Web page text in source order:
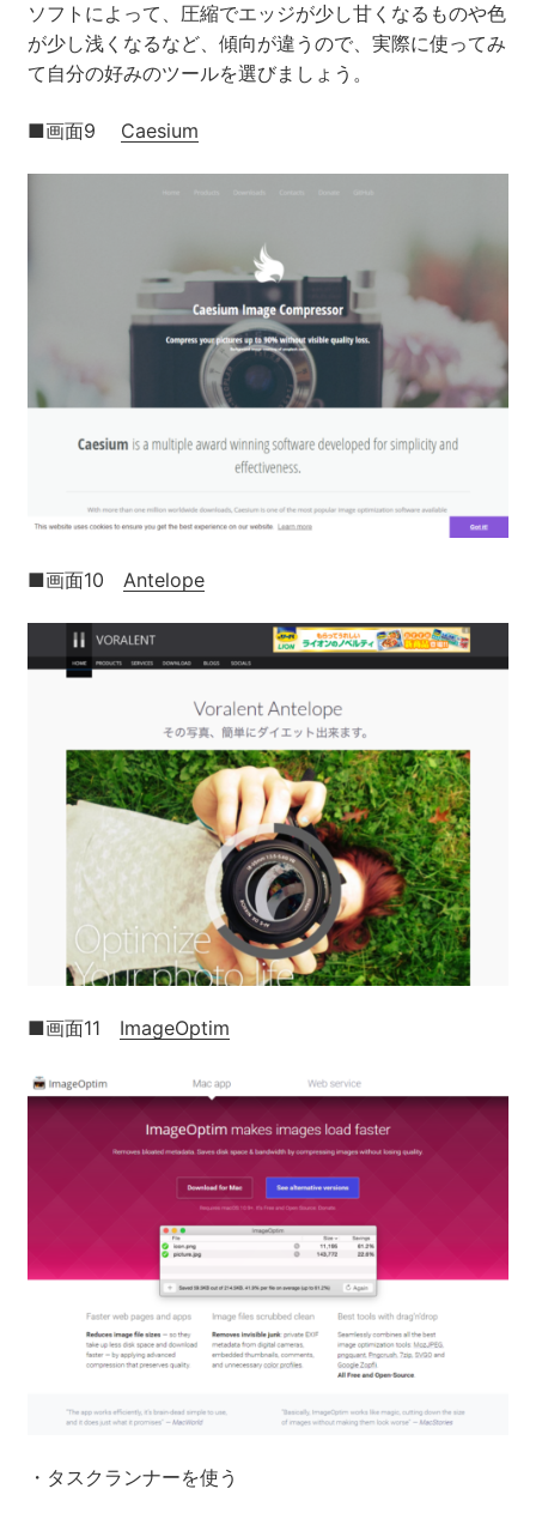
ソフトによって、圧縮でエッジが少し甘くなるものや色
が少し浅くなるなど、傾向が違うので、実際に使ってみ
て自分の好みのツールを選びましょう。
■画面9 Caesium
■画面10 Antelope
■画面11 ImageOptim
・タスクランナーを使う